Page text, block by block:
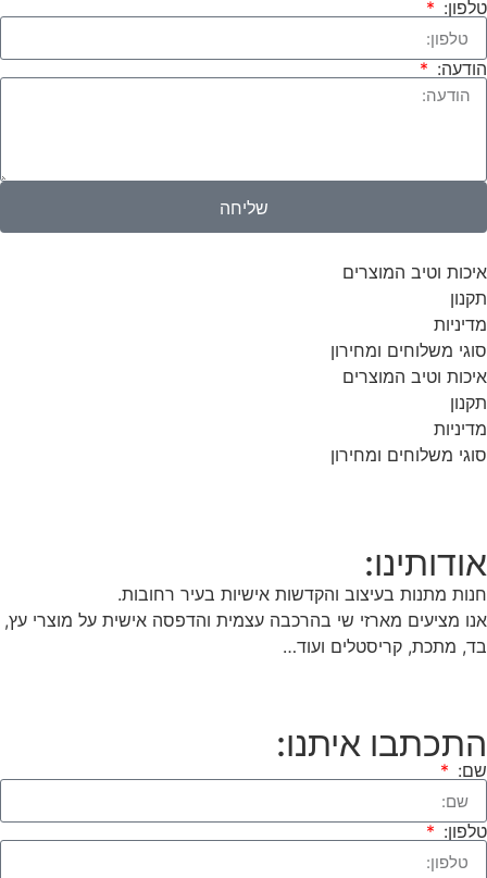
טלפון:
הודעה:
שליחה
איכות וטיב המוצרים
תקנון
מדיניות
סוגי משלוחים ומחירון
איכות וטיב המוצרים
תקנון
מדיניות
סוגי משלוחים ומחירון
אודותינו:
חנות מתנות בעיצוב והקדשות אישיות בעיר רחובות.
אנו מציעים מארזי שי בהרכבה עצמית והדפסה אישית על מוצרי עץ,
בד, מתכת, קריסטלים ועוד…
התכתבו איתנו:
שם:
טלפון: